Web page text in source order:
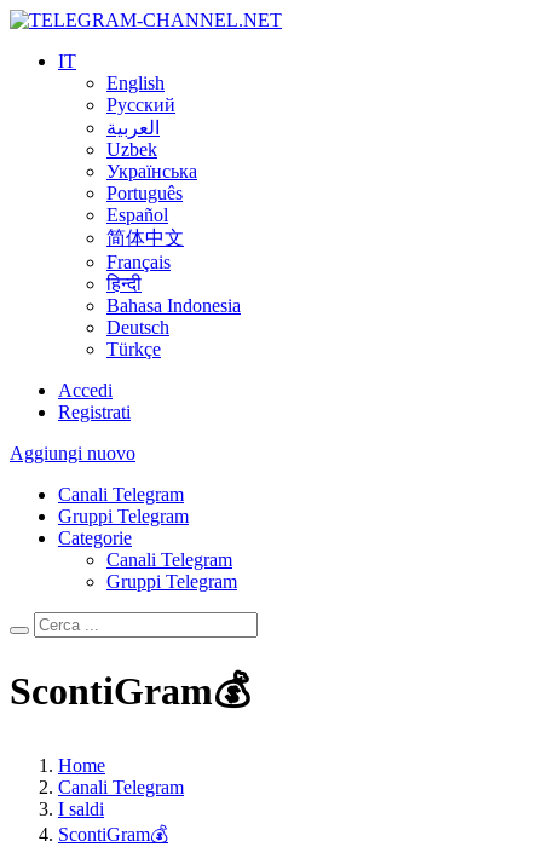
IT
English
Русский
العربية
Uzbek
Українська
Português
Español
简体中文
Français
हिन्दी
Bahasa Indonesia
Deutsch
Türkçe
Accedi
Registrati
Aggiungi nuovo
Canali Telegram
Gruppi Telegram
Categorie
Canali Telegram
Gruppi Telegram
ScontiGram💰
Home
Canali Telegram
I saldi
ScontiGram💰